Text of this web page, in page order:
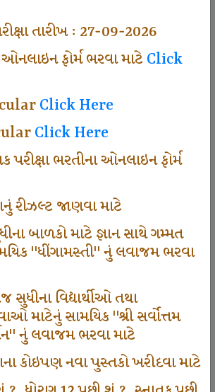
તારીખ : 27-09-2026
ફોર્મ ભરવા માટેClick
Click Here
Click Here
પરીક્ષા ભરતીના ઓનલાઇન ફોર્મ
રીઝલ્ટ જાણવા માટે
બાળકો માટે જ્ઞાન સાથે ગમ્મત
"ધીંગામસ્તી" નું લવાજમ ભરવા
સુધીના વિદ્યાર્થીઓ તથા
માટેનું સામયિક "શ્રી સર્વોત્તમ
નું લવાજમ ભરવા માટે
કોઇપણ નવા પુસ્તકો ખરીદવા માટે
494
665
Karkirdi Subscripton
1000
School In GKIQ